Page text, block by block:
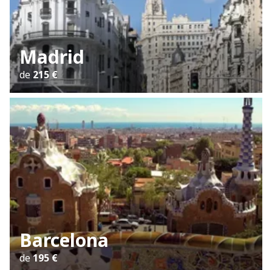
Madrid
de 215 €
Barcelona
de195 €